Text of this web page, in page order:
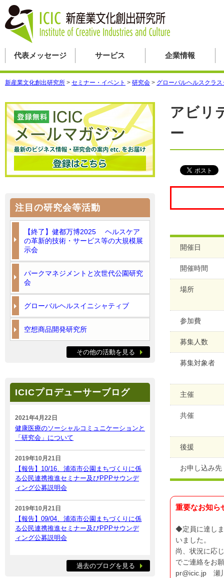
代表メッセージ サービス 企業情報
新産業文化創出研究所 > セミナー・イベント > 研究会 > グローバルヘルスクラス
アビリ
ー
開催日
開催時間
場所
参加費
募集人数
募集対象者
主催
共催
後援
お申し込み先
重要なお知ら
◆定員に達し
いました。
尚、状況に応
でご連絡をお
pr@icic.jp 瀬
注目の研究会等活動
【終了】健都万博2025 ヘルスケア
の革新的技術・サービス等の大規模展
示会
パークマネジメントと次世代公園研究
会
グローバルヘルスイニシャティブ
空想商品開発研究所
その他の活動を見る
ICICプロデューサーブログ
2021年4月22日
健康医療のソーシャルコミュニケーションと
「研究会」について
2019年10月21日
【報告】10/16、浦添市公園まちづくりに係
る公民連携推進セミナー及びPPPサウンデ
ィング公募説明会
2019年10月21日
【報告】09/04、浦添市公園まちづくりに係
る公民連携推進セミナー及びPPPサウンデ
ィング公募説明会
過去のブログを見る